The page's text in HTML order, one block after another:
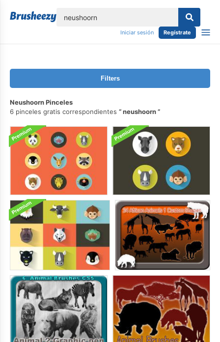
Iniciar sesión Regístrate
Filters
Neushoorn Pinceles
6 pinceles gratis correspondientes
neushoorn